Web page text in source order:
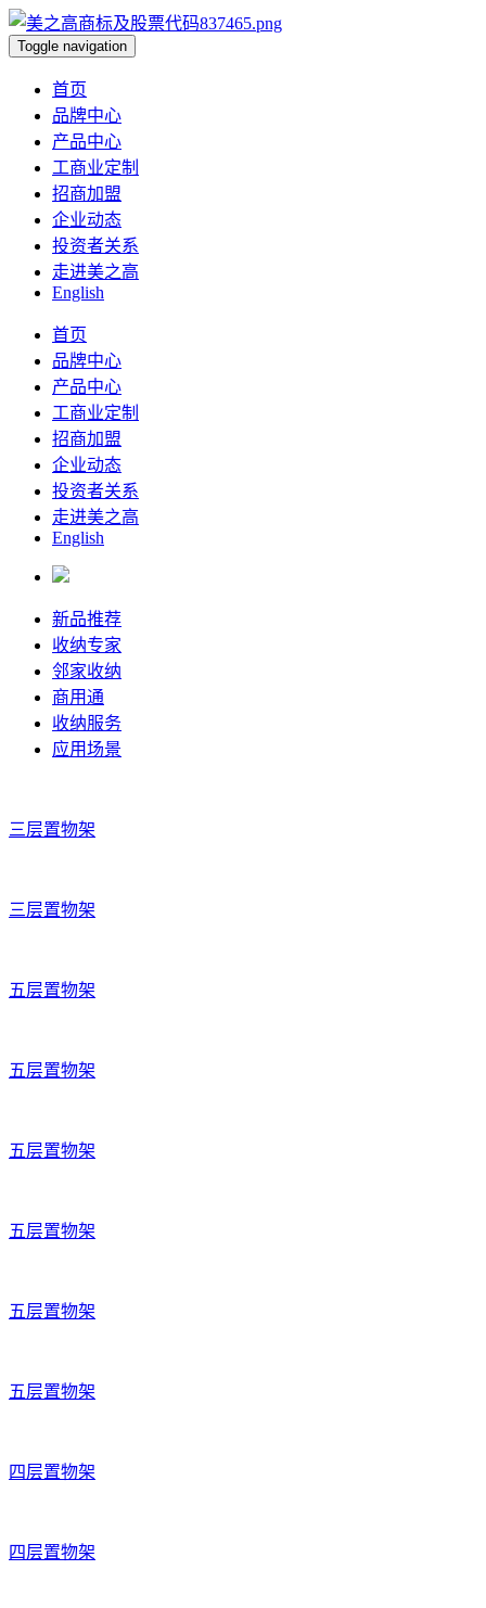
Toggle navigation
首页
品牌中心
产品中心
工商业定制
招商加盟
企业动态
投资者关系
走进美之高
English
首页
品牌中心
产品中心
工商业定制
招商加盟
企业动态
投资者关系
走进美之高
English
新品推荐
收纳专家
邻家收纳
商用通
收纳服务
应用场景
三层置物架
三层置物架
五层置物架
五层置物架
五层置物架
五层置物架
五层置物架
五层置物架
四层置物架
四层置物架